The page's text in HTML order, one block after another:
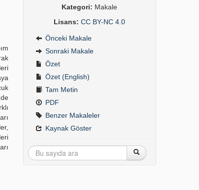
Kategori: Makale
Lisans: CC BY-NC 4.0
Önceki Makale
Sonraki Makale
Özet
Özet (English)
Tam Metin
PDF
Benzer Makaleler
Kaynak Göster